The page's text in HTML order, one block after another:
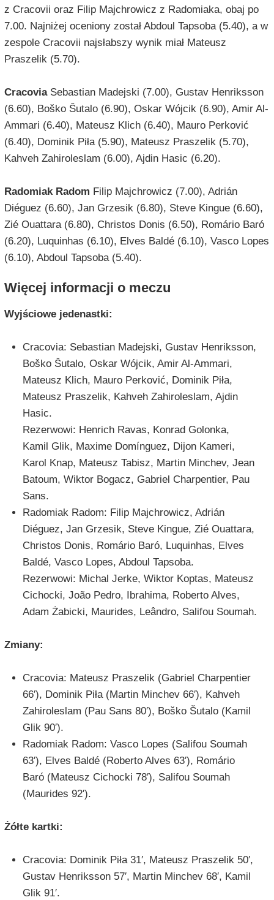
z Cracovii oraz Filip Majchrowicz z Radomiaka, obaj po
7.00. Najniżej oceniony został Abdoul Tapsoba (5.40), a w
zespole Cracovii najsłabszy wynik miał Mateusz
Praszelik (5.70).
CracoviaSebastian Madejski (7.00), Gustav Henriksson
(6.60), Boško Šutalo (6.90), Oskar Wójcik (6.90), Amir Al-
Ammari (6.40), Mateusz Klich (6.40), Mauro Perković
(6.40), Dominik Piła (5.90), Mateusz Praszelik (5.70),
Kahveh Zahiroleslam (6.00), Ajdin Hasic (6.20).
Radomiak Radom Filip Majchrowicz (7.00), Adrián
Diéguez (6.60), Jan Grzesik (6.80), Steve Kingue (6.60),
Zié Ouattara (6.80), Christos Donis (6.50), Romário Baró
(6.20), Luquinhas (6.10), Elves Baldé (6.10), Vasco Lopes
(6.10), Abdoul Tapsoba (5.40).
Więcej informacji o meczu
Wyjściowe jedenastki:
Cracovia: Sebastian Madejski, Gustav Henriksson,
Boško Šutalo, Oskar Wójcik, Amir Al-Ammari,
Mateusz Klich, Mauro Perković, Dominik Piła,
Mateusz Praszelik, Kahveh Zahiroleslam, Ajdin
Hasic.
Rezerwowi: Henrich Ravas, Konrad Golonka,
Kamil Glik, Maxime Domínguez, Dijon Kameri,
Karol Knap, Mateusz Tabisz, Martin Minchev, Jean
Batoum, Wiktor Bogacz, Gabriel Charpentier, Pau
Sans.
Radomiak Radom: Filip Majchrowicz, Adrián
Diéguez, Jan Grzesik, Steve Kingue, Zié Ouattara,
Christos Donis, Romário Baró, Luquinhas, Elves
Baldé, Vasco Lopes, Abdoul Tapsoba.
Rezerwowi: Michal Jerke, Wiktor Koptas, Mateusz
Cichocki, João Pedro, Ibrahima, Roberto Alves,
Adam Żabicki, Maurides, Leândro, Salifou Soumah.
Zmiany:
Cracovia: Mateusz Praszelik (Gabriel Charpentier
66′), Dominik Piła (Martin Minchev 66′), Kahveh
Zahiroleslam (Pau Sans 80′), Boško Šutalo (Kamil
Glik 90′).
Radomiak Radom: Vasco Lopes (Salifou Soumah
63′), Elves Baldé (Roberto Alves 63′), Romário
Baró (Mateusz Cichocki 78′), Salifou Soumah
(Maurides 92′).
Żółte kartki:
Cracovia: Dominik Piła 31′, Mateusz Praszelik 50′,
Gustav Henriksson 57′, Martin Minchev 68′, Kamil
Glik 91′.